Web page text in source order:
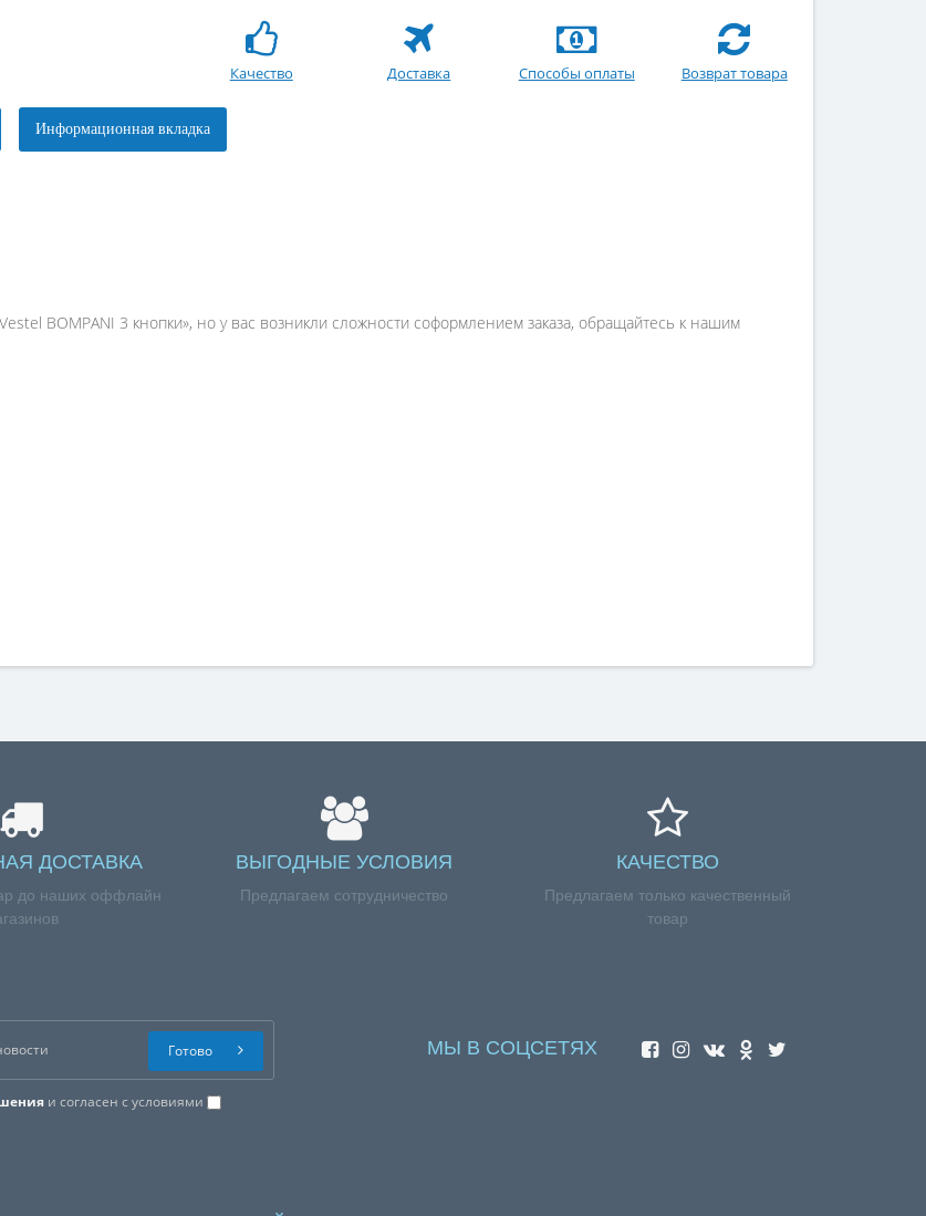
Качество Доставка Способы оплаты Возврат товара
Информационная вкладка
BOMPANI 3 кнопки», но у вас возникли сложности соформлением заказа, обращайтесь к нашим
ДОСТАВКА
до наших оффлайн
ВЫГОДНЫЕ УСЛОВИЯ
Предлагаем сотрудничество
КАЧЕСТВО
Предлагаем только качественный
товар
и согласен с условиями
Готово МЫ В СОЦСЕТЯХ